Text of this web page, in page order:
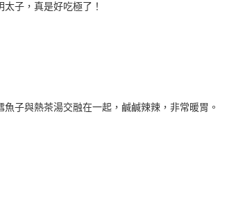
子，真是好吃極了！
子與熱茶湯交融在一起，鹹鹹辣辣，非常暖胃。